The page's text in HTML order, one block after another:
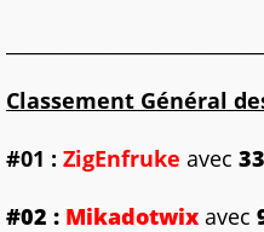
Classement Général
#01 : ZigEnfruke avec
#02 : Mikadotwix avec